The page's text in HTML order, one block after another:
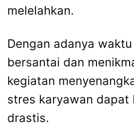
melelahkan.
Dengan adanya waktu
bersantai dan
kegiatan
stres karyawan dapat
drastis.